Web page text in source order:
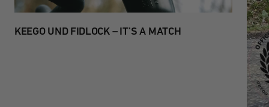
KEEGO UND FIDLOCK – IT’S A MATCH